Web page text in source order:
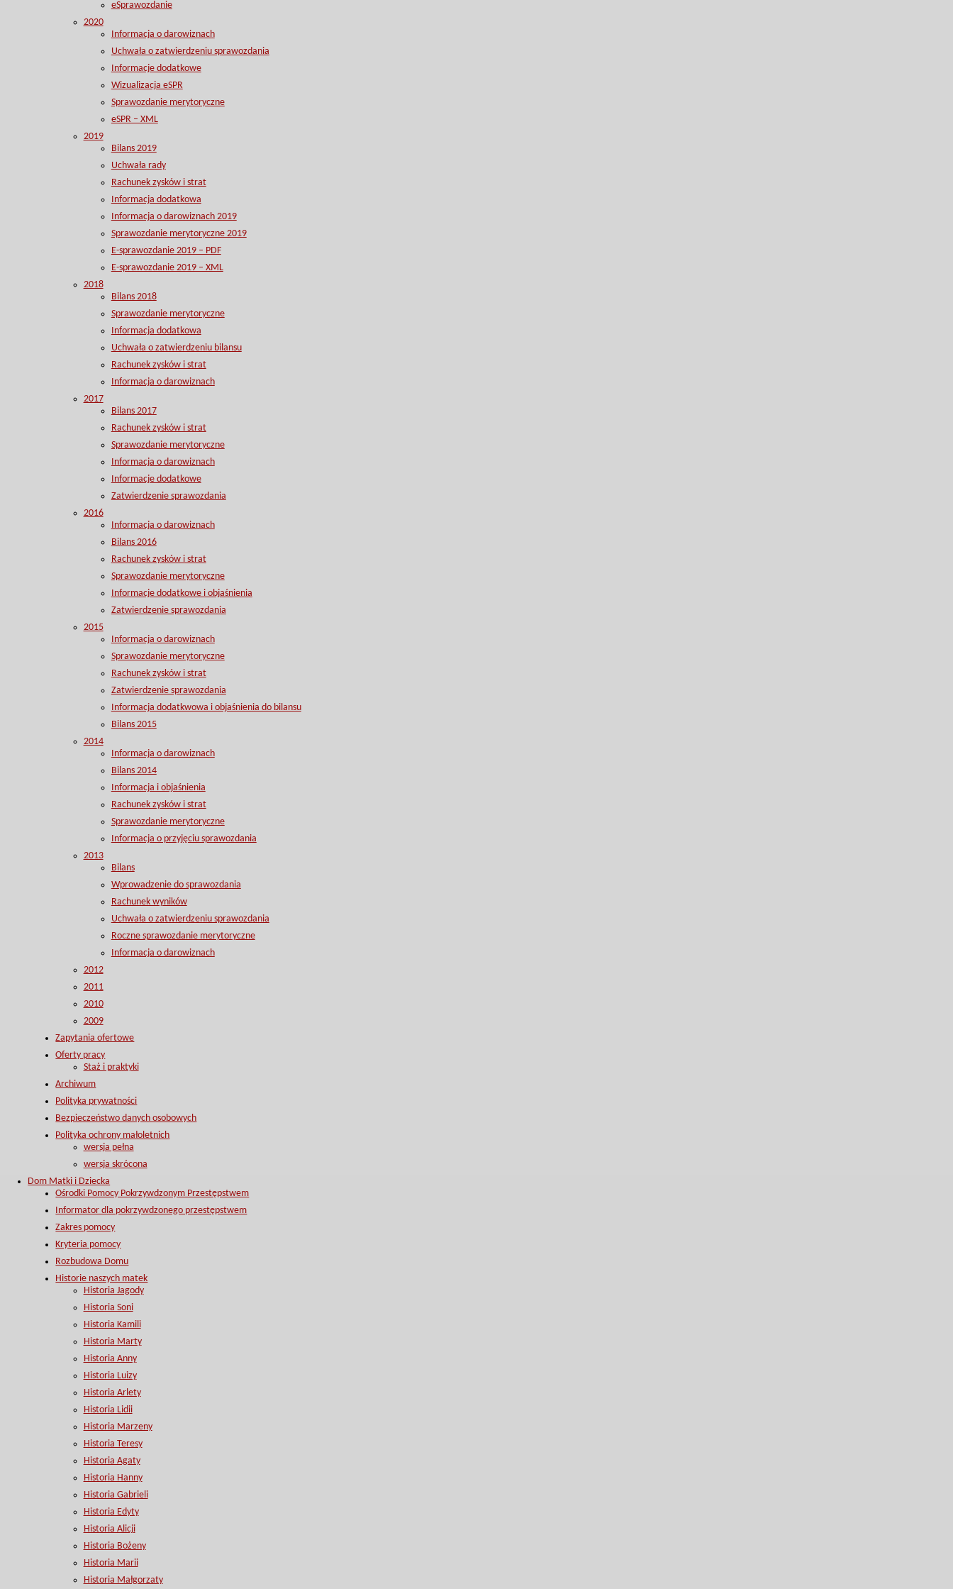
eSprawozdanie
2020
Informacja o darowiznach
Uchwała o zatwierdzeniu sprawozdania
Informacje dodatkowe
Wizualizacja eSPR
Sprawozdanie merytoryczne
eSPR – XML
2019
Bilans 2019
Uchwała rady
Rachunek zysków i strat
Informacja dodatkowa
Informacja o darowiznach 2019
Sprawozdanie merytoryczne 2019
E-sprawozdanie 2019 – PDF
E-sprawozdanie 2019 – XML
2018
Bilans 2018
Sprawozdanie merytoryczne
Informacja dodatkowa
Uchwała o zatwierdzeniu bilansu
Rachunek zysków i strat
Informacja o darowiznach
2017
Bilans 2017
Rachunek zysków i strat
Sprawozdanie merytoryczne
Informacja o darowiznach
Informacje dodatkowe
Zatwierdzenie sprawozdania
2016
Informacja o darowiznach
Bilans 2016
Rachunek zysków i strat
Sprawozdanie merytoryczne
Informacje dodatkowe i objaśnienia
Zatwierdzenie sprawozdania
2015
Informacja o darowiznach
Sprawozdanie merytoryczne
Rachunek zysków i strat
Zatwierdzenie sprawozdania
Informacja dodatkwowa i objaśnienia do bilansu
Bilans 2015
2014
Informacja o darowiznach
Bilans 2014
Informacja i objaśnienia
Rachunek zysków i strat
Sprawozdanie merytoryczne
Informacja o przyjęciu sprawozdania
2013
Bilans
Wprowadzenie do sprawozdania
Rachunek wyników
Uchwała o zatwierdzeniu sprawozdania
Roczne sprawozdanie merytoryczne
Informacja o darowiznach
2012
2011
2010
2009
Zapytania ofertowe
Oferty pracy
Staż i praktyki
Archiwum
Polityka prywatności
Bezpieczeństwo danych osobowych
Polityka ochrony małoletnich
wersja pełna
wersja skrócona
Dom Matki i Dziecka
Ośrodki Pomocy Pokrzywdzonym Przestępstwem
Informator dla pokrzywdzonego przestępstwem
Zakres pomocy
Kryteria pomocy
Rozbudowa Domu
Historie naszych matek
Historia Jagody
Historia Soni
Historia Kamili
Historia Marty
Historia Anny
Historia Luizy
Historia Arlety
Historia Lidii
Historia Marzeny
Historia Teresy
Historia Agaty
Historia Hanny
Historia Gabrieli
Historia Edyty
Historia Alicji
Historia Bożeny
Historia Marii
Historia Małgorzaty